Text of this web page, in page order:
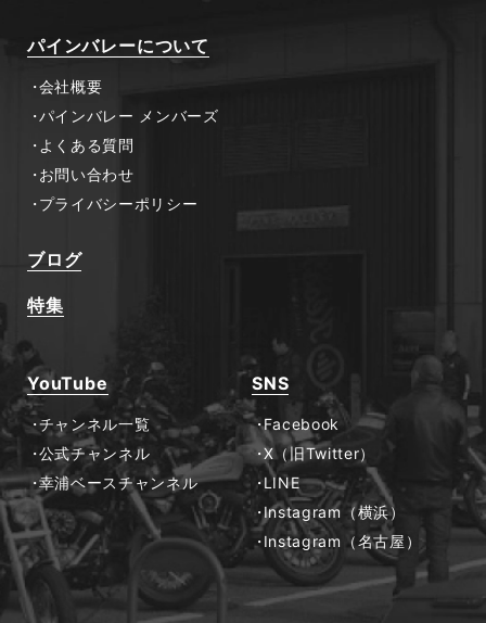
パインバレーについて
会社概要
パインバレー メンバーズ
よくある質問
お問い合わせ
プライバシーポリシー
ブログ
特集
YouTube
チャンネル一覧
公式チャンネル
幸浦ベースチャンネル
SNS
Facebook
X（旧Twitter）
LINE
Instagram（横浜）
Instagram（名古屋）